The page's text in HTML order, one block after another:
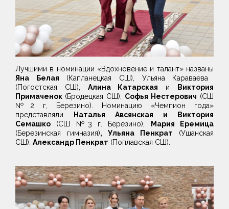
Лучшими в номинации «Вдохновение и талант» названы
Яна Белая (Капланецкая СШ), Ульяна Караваева
(Погостская СШ), Алина Катарская и
Виктория
Примаченок (Бродецкая СШ), Софья Нестерович (СШ
№2 г, Березино). Номинацию «Чемпион года»
представляли
Наталья Авсянская и Виктория
Семашко (СШ №3 г. Березино),
Мария Еремица
(Березинская гимназия), Ульяна Пенкрат (Ушанская
СШ), Александр Пенкрат (Поплавская СШ).